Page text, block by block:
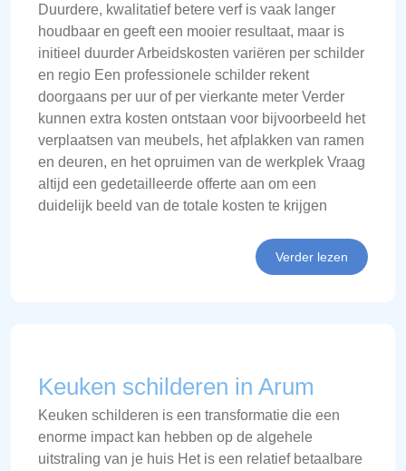
Duurdere, kwalitatief betere verf is vaak langer
houdbaar en geeft een mooier resultaat, maar is
initieel duurder Arbeidskosten variëren per schilder
en regio Een professionele schilder rekent
doorgaans per uur of per vierkante meter Verder
kunnen extra kosten ontstaan voor bijvoorbeeld het
verplaatsen van meubels, het afplakken van ramen
en deuren, en het opruimen van de werkplek Vraag
altijd een gedetailleerde offerte aan om een
duidelijk beeld van de totale kosten te krijgen
Verder lezen
Keuken schilderen in Arum
Keuken schilderen is een transformatie die een
enorme impact kan hebben op de algehele
uitstraling van je huis Het is een relatief betaalbare